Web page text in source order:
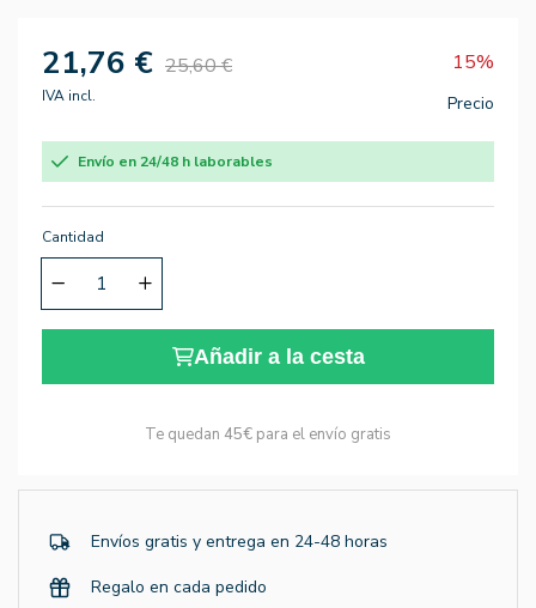
21,76 € 25,60 € 15%
IVA incl. Precio
Envío en 24/48 h laborables
Cantidad
Añadir a la cesta
Te quedan 45€ para el envío gratis
Envíos gratis y entrega en 24-48 horas
Regalo en cada pedido